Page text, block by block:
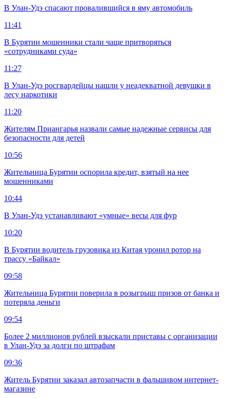
В Улан-Удэ спасают провалившийся в яму автомобиль
11:41
В Бурятии мошенники стали чаще притворяться
«сотрудниками суда»
11:27
В Улан-Удэ росгвардейцы нашли у неадекватной девушки в
лесу наркотики
11:20
Жителям Приангарья назвали самые надежные сервисы для
безопасности для детей
10:56
Жительница Бурятии оспорила кредит, взятый на нее
мошенниками
10:44
В Улан-Удэ устанавливают «умные» весы для фур
10:20
В Бурятии водитель грузовика из Китая уронил ротор на
трассу «Байкал»
09:58
Жительница Бурятии поверила в розыгрыш призов от банка и
потеряла деньги
09:54
Более 2 миллионов рублей взыскали приставы с организации
в Улан-Удэ за долги по штрафам
09:36
Житель Бурятии заказал автозапчасти в фальшивом интернет-
магазине